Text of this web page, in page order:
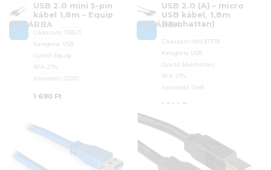
KOSÁRBA
USB 2.0 mini 5-pin
kábel 1,8m – Equip
Cikkszám:128521
Kategória: USB
Gyártó: Equip
ÁFA: 27%
Azonosító: 25267
1 690 Ft
KOSÁRBA
USB 2.0 (A) – micro
USB kábel, 1,8m
(Manhattan)
Cikkszám: MH307178
Kategória: USB
Gyártó: Manhattan
ÁFA: 27%
Azonosító: 13481
1 390 Ft